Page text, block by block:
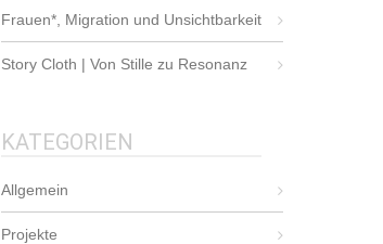
Frauen*, Migration und Unsichtbarkeit
Story Cloth | Von Stille zu Resonanz
KATEGORIEN
Allgemein
Projekte